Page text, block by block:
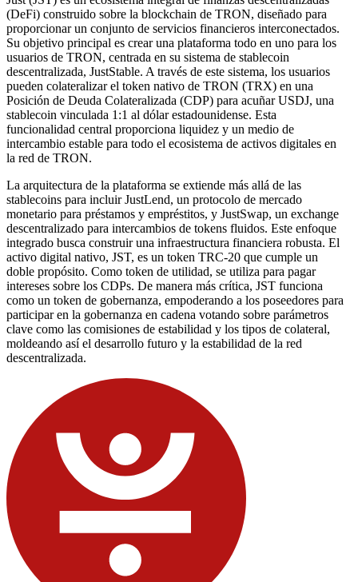
(DeFi) construido sobre la blockchain de TRON, diseñado para
proporcionar un conjunto de servicios financieros interconectados.
Su objetivo principal es crear una plataforma todo en uno para los
usuarios de TRON, centrada en su sistema de stablecoin
descentralizada, JustStable. A través de este sistema, los usuarios
pueden colateralizar el token nativo de TRON (TRX) en una
Posición de Deuda Colateralizada (CDP) para acuñar USDJ, una
stablecoin vinculada 1:1 al dólar estadounidense. Esta
funcionalidad central proporciona liquidez y un medio de
intercambio estable para todo el ecosistema de activos digitales en
la red de TRON.
La arquitectura de la plataforma se extiende más allá de las
stablecoins para incluir JustLend, un protocolo de mercado
monetario para préstamos y empréstitos, y JustSwap, un exchange
descentralizado para intercambios de tokens fluidos. Este enfoque
integrado busca construir una infraestructura financiera robusta. El
activo digital nativo, JST, es un token TRC-20 que cumple un
doble propósito. Como token de utilidad, se utiliza para pagar
intereses sobre los CDPs. De manera más crítica, JST funciona
como un token de gobernanza, empoderando a los poseedores para
participar en la gobernanza en cadena votando sobre parámetros
clave como las comisiones de estabilidad y los tipos de colateral,
moldeando así el desarrollo futuro y la estabilidad de la red
descentralizada.